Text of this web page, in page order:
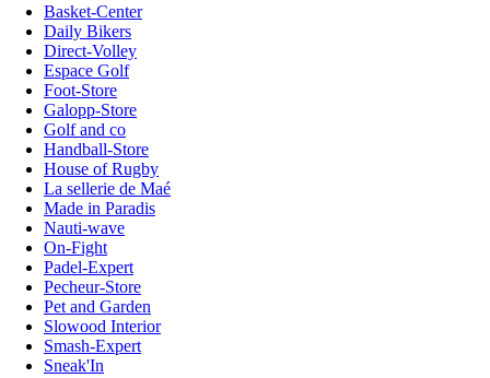
Basket-Center
Daily Bikers
Direct-Volley
Espace Golf
Foot-Store
Galopp-Store
Golf and co
Handball-Store
House of Rugby
La sellerie de Maé
Made in Paradis
Nauti-wave
On-Fight
Padel-Expert
Pecheur-Store
Pet and Garden
Slowood Interior
Smash-Expert
Sneak'In